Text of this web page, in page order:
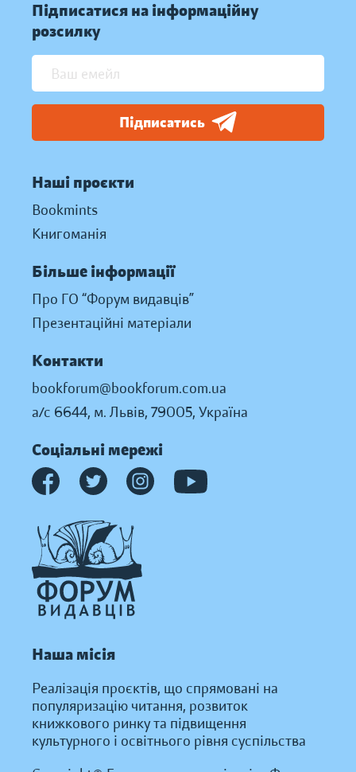
Підписатися на інформаційну
розсилку
Підписатись
Наші проєкти
Bookmints
Книгоманія
Більше інформації
Про ГО “Форум видавців”
Презентаційні матеріали
Контакти
bookforum@bookforum.com.ua
а/с 6644, м. Львів, 79005, Україна
Соціальні мережі
Наша місія
Реалізація проєктів, що спрямовані на
популяризацію читання, розвиток
книжкового ринку та підвищення
культурного і освітнього рівня суспільства